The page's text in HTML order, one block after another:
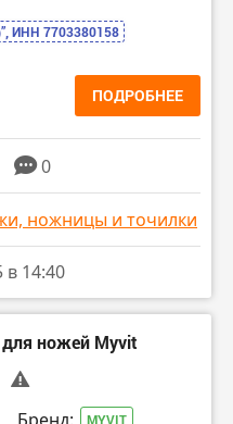
ИНН 7703380158
ПОДРОБНЕЕ
0
ножницы и точилки
в 14:40
ножей Myvit
MYVIT